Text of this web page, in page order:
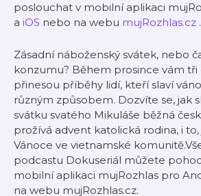
poslouchat v mobilní aplikaci
a iOS nebo na webu mujRozhlas.cz .
Zásadní náboženský svátek, nebo
konzumu? Během prosince vám
přinesou příběhy lidí, kteří slaví
různým způsobem. Dozvíte se, jak
svátku svatého Mikuláše běžná
prožívá advent katolická rodina, i
Vánoce ve vietnamské
podcastu Dokuseriál můžete
mobilní aplikaci mujRozhlas pro
na webu mujRozhlas.cz.